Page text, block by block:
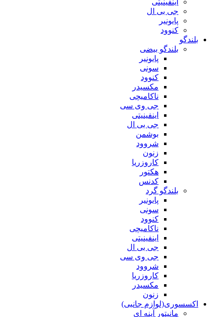
اینفینیتی
جی بی ال
پایونیر
کنوود
بلندگو
بلندگو بیضی
پایونیر
سونی
کنوود
مکسیدر
ناکامیچی
جی وی سی
اینفینیتی
جی بی ال
بوشمن
شروود
زنون
کاروزریا
هکتور
کدنس
بلندگو گرد
پایونیر
سونی
کنوود
ناکامیچی
اینفینیتی
جی بی ال
جی وی سی
شروود
کاروزریا
مکسیدر
زنون
اکسسوری(لوازم جانبی)
مانیتور آینه ای